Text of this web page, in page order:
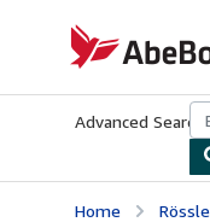
AbeBooks.com
Advanced Search
Home